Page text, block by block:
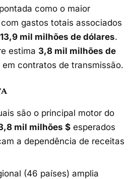
como o maior
gastos totais associados
13,9 mil milhões de dólares.
estima 3,8 mil milhões de
contratos de transmissão.
são o principal motor do
mil milhões $ esperados
a dependência de receitas
(46 países) amplia